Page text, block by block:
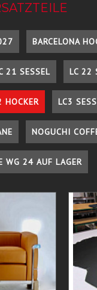
BARCELONA
21 SESSEL LC 22
HOCKER LC3
NOGUCHI
WG 24 AUF LAGER